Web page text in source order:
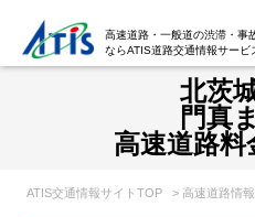
高速道路・一般道の渋滞・事
ならATIS道路交通情報サービ
北茨
門真
高速道路料
ATIS交通情報サイトTOP > 高速道路情報